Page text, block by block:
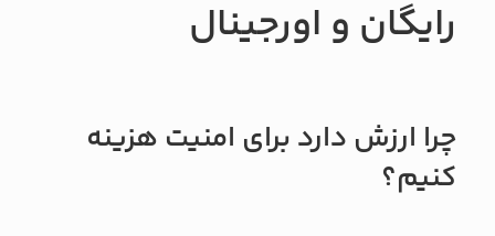
رایگان و اورجینال
چرا ارزش دارد برای امنیت هزینه
کنیم؟